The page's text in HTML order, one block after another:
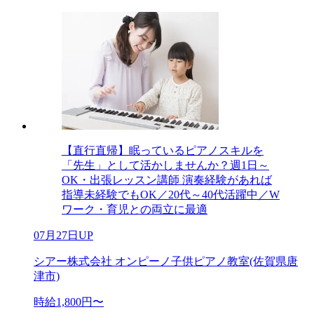
【直行直帰】眠っているピアノスキルを
「先生」として活かしませんか？週1日～
OK・出張レッスン講師 演奏経験があれば
指導未経験でもOK／20代～40代活躍中／W
ワーク・育児との両立に最適
07月27日UP
シアー株式会社 オンピーノ子供ピアノ教室(佐賀県唐
津市)
時給1,800円〜